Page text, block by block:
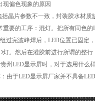
现偏色现象的原因
括晶片参数不一致，封装胶水材
要的工序：混灯。把所有同色
过完波峰焊后，LED位置已固定
灯。然后在灌胶前进行所谓的整
州LED显示屏时，对于选用什么
由于LED显示屏厂家并不具备